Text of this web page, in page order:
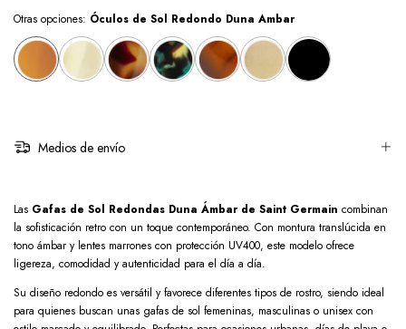
Otras opciones: Óculos de Sol Redondo Duna Ambar
Medios de envío
Las Gafas de Sol Redondas Duna Ámbar de Saint Germain combinan
la sofisticación retro con un toque contemporáneo. Con montura translúcida en
tono ámbar y lentes marrones con protección UV400, este modelo ofrece
ligereza, comodidad y autenticidad para el día a día.
Su diseño redondo es versátil y favorece diferentes tipos de rostro, siendo ideal
para quienes buscan unas gafas de sol femeninas, masculinas o unisex con